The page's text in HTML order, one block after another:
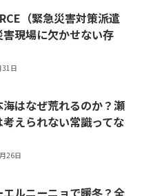
（緊急災害対策派遣
害現場に欠かせない存
日
はなぜ荒れるのか？瀬
えられない常識ってな
26日
エルニーニョで暖冬？全